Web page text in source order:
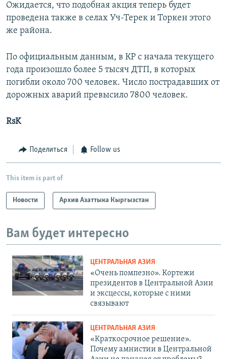
Ожидается, что подобная акция теперь будет
проведена также в селах Уч-Терек и Торкен этого
же района.
По официальным данным, в КР с начала текущего
года произошло более 5 тысяч ДТП, в которых
погибли около 700 человек. Число пострадавших от
дорожных аварий превысило 7800 человек.
RsK
Поделиться Follow us
This item is part of
Новости Архив Азаттыка Кыргызстан
Вам будет интересно
ЦЕНТРАЛЬНАЯ АЗИЯ
«Очень помпезно». Кортежи
президентов в Центральной Азии
и эксцессы, которые с ними
связывают
ЦЕНТРАЛЬНАЯ АЗИЯ
«Краткосрочное решение».
Почему амнистии в Центральной